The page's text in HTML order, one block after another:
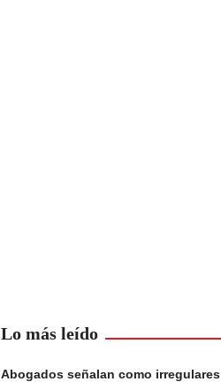
Lo más leído
Abogados señalan como irregulares